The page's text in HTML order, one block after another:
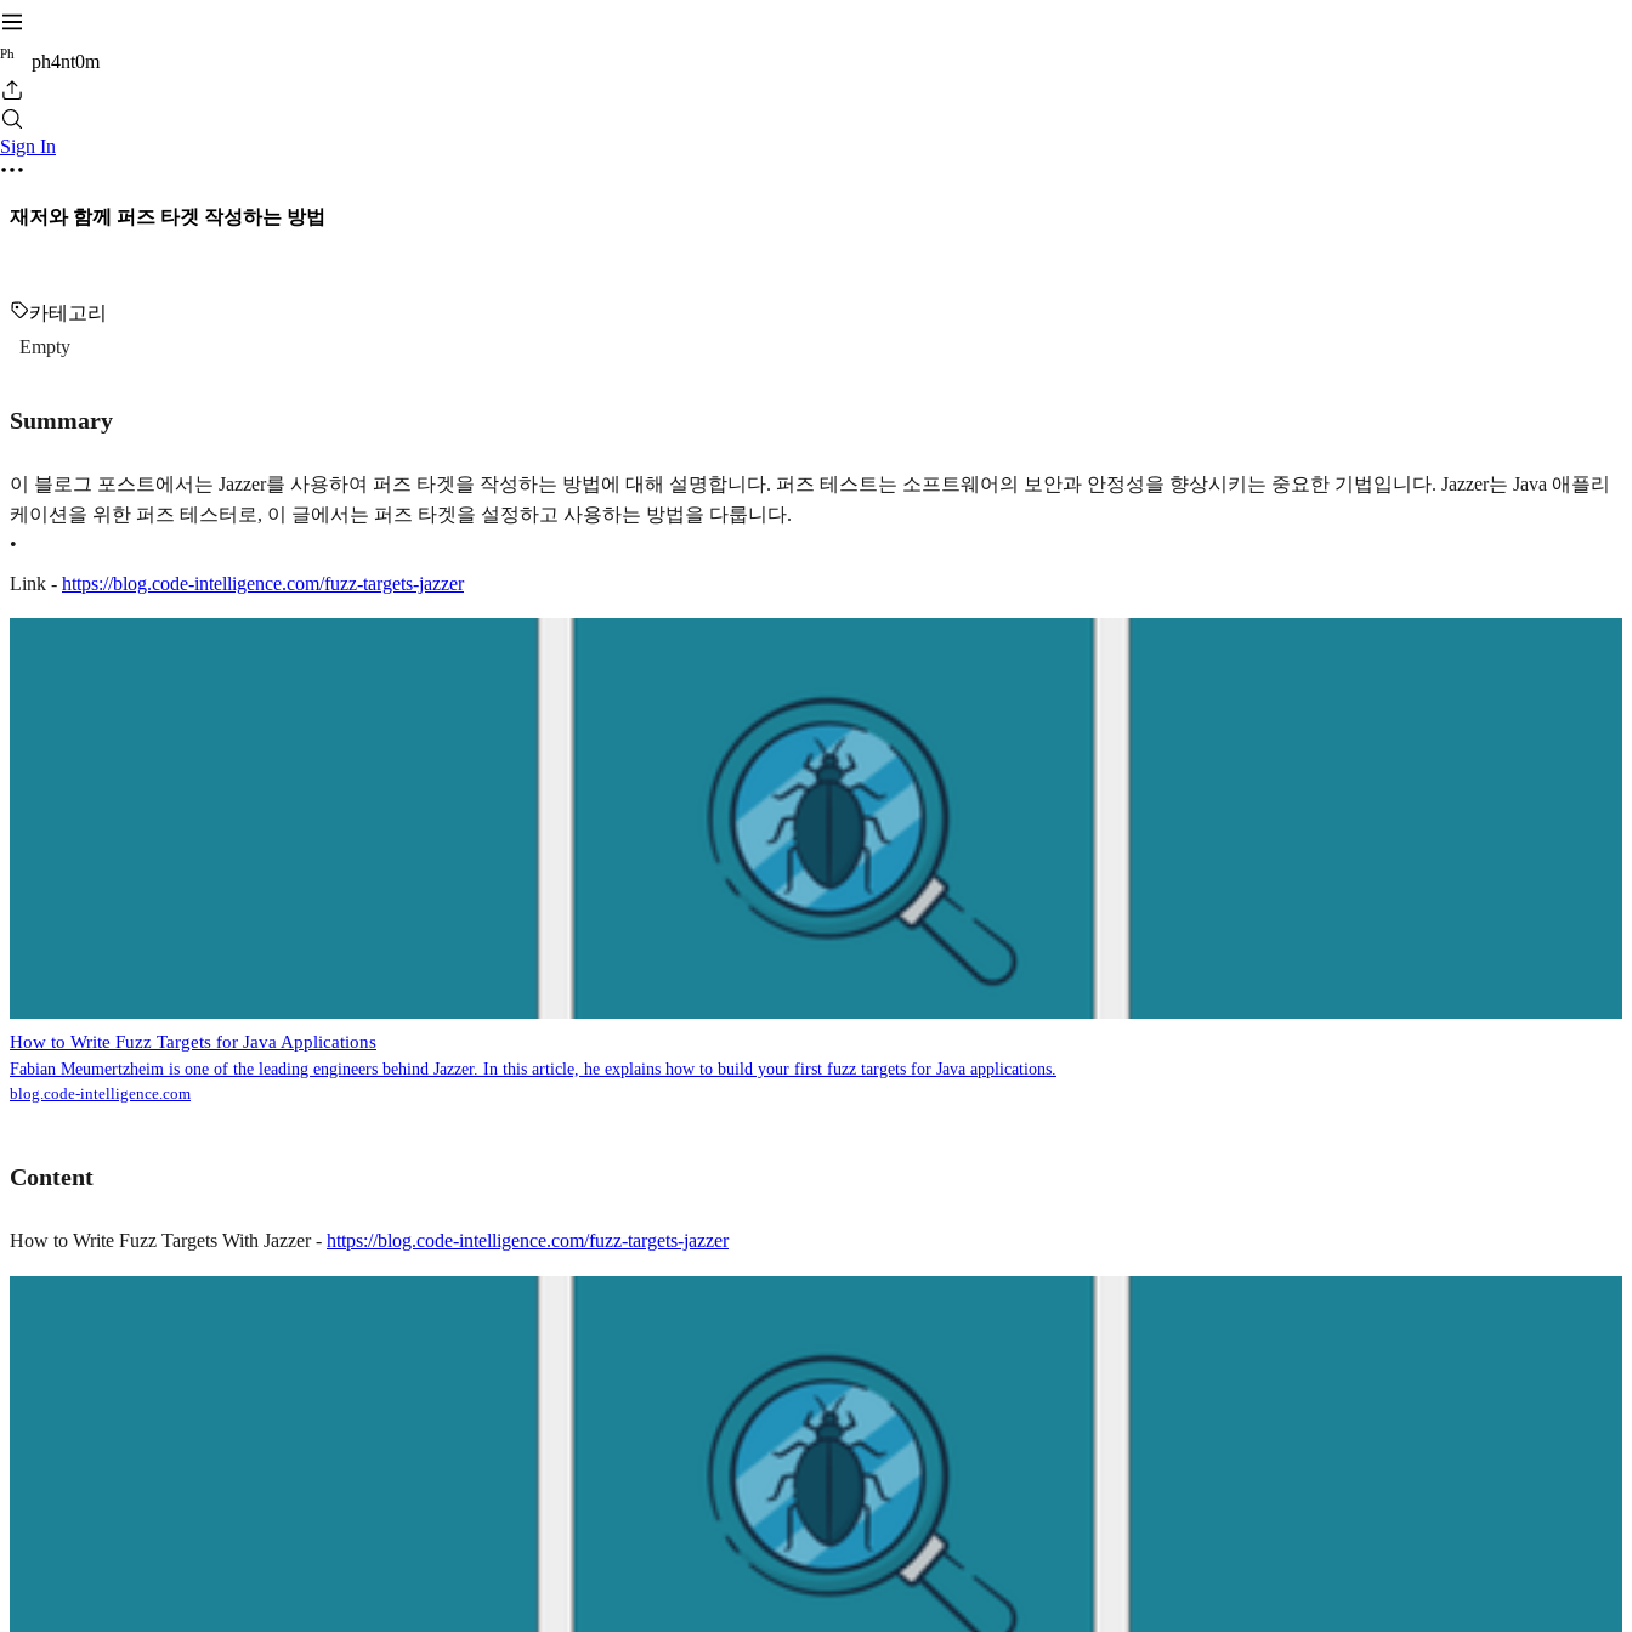
Ph ph4nt0m
Sign In
재저와 함께 퍼즈 타겟 작성하는 방법
카테고리
Empty
Summary
이 블로그 포스트에서는 Jazzer를 사용하여 퍼즈 타겟을 작성하는 방법에 대해 설명합니다. 퍼즈 테스트는 소프트웨어의 보안과 안정성을 향상시키는 중요한 기법입니다. Jazzer는 Java 애플리
케이션을 위한 퍼즈 테스터로, 이 글에서는 퍼즈 타겟을 설정하고 사용하는 방법을 다룹니다.
•
Link - https://blog.code-intelligence.com/fuzz-targets-jazzer
How to Write Fuzz Targets for Java Applications
Fabian Meumertzheim is one of the leading engineers behind Jazzer. In this article, he explains how to build your first fuzz targets for Java applications.
blog.code-intelligence.com
Content
How to Write Fuzz Targets With Jazzer - https://blog.code-intelligence.com/fuzz-targets-jazzer